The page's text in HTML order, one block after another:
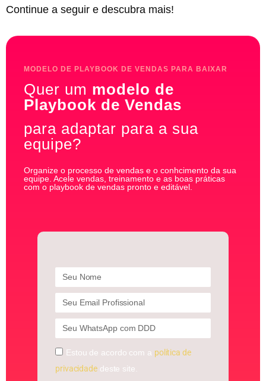
Continue a seguir e descubra mais!
MODELO DE PLAYBOOK DE VENDAS PARA BAIXAR
Quer um modelo de
Playbook de Vendas
para adaptar para a sua
equipe?
Organize o processo de vendas e o conhcimento da sua
equipe. Acele vendas, treinamento e as boas práticas
com o playbook de vendas pronto e editável.
Estou de acordo com a política de
privacidadedeste site.